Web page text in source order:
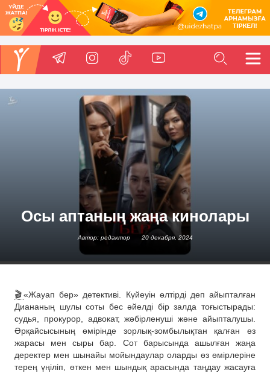
Осы аптаның жаңа кинолары
Автор: редактор 20 декабря, 2024
🎬«Жауап бер» детективі. Күйеуін өлтірді деп айыпталған
Диананың шулы соты бес әйелді бір залда тоғыстырады:
судья, прокурор, адвокат, жәбірленуші және айыпталушы.
Әрқайсысының өмірінде зорлық-зомбылықтан қалған өз
жарасы мен сыры бар. Сот барысында ашылған жаңа
деректер мен шынайы мойындаулар оларды өз өмірлеріне
терең үңіліп, өткен мен шындық арасында таңдау жасауға